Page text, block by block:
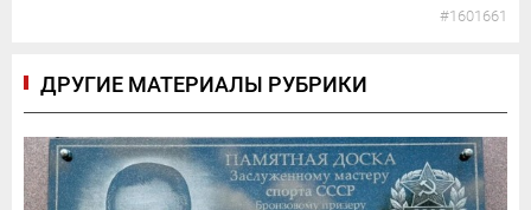
#1601661
ДРУГИЕ МАТЕРИАЛЫ РУБРИКИ